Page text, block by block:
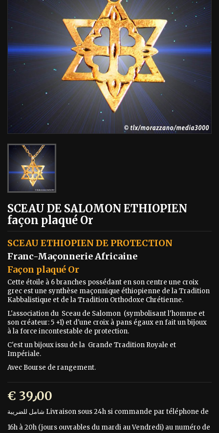
SCEAU DE SALOMON ETHIOPIEN
façon plaqué Or
SCEAU ETHIOPIEN DE PROTECTION
Franc-Maçonnerie Africaine
Façon plaqué Or
Cette étoile à 6 branches possédant en son centre une croix
grec est une synthèse maçonnique éthiopienne de la Tradition
Kabbalistique et de la Tradition Orthodoxe Chrétienne.
L'association du Sceau de Salomon (symbolisant l'homme et
son créateur: 5 +1) et d'une croix à pans égaux en fait un bijoux
à la force incontestable de protection.
C'est un bijoux issu de la Grande Tradition Royale et
Impériale.
Avec Bourse de rangement.
€ 39٫00
Livraison sous 24h si commande par téléphone de
16h à 20h (jours ouvrables du mardi au Vendredi) au numéro de